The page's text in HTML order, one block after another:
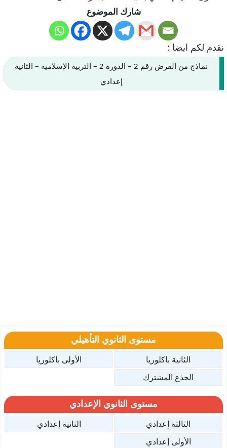
شارك الموضوع
نقدم لكم ايضا :
نماذج من الفرض رقم 2 – الدورة 2 – التربية الإسلامية – الثانية
إعدادي
مستوى الثانوي التأهيلي
الثانية باكلوريا
الأولى باكلوريا
الجذع المشترك
مستوى الثانوي الإعدادي
الثالثة إعدادي
الثانية إعدادي
الأولى إعدادي